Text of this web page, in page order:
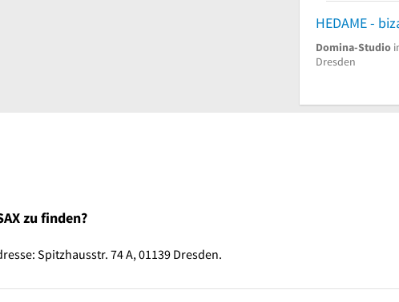
HEDAME -
Domina-Studio
Dresden
zu finden?
Spitzhausstr. 74 A, 01139 Dresden.